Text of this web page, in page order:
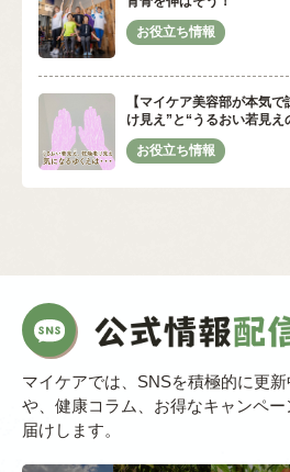
【マイケア美容部が本気
け見え”と“うるおい若見え
マイケアでは、SNSを積極的に更
や、健康コラム、お得なキャンペ
届けします。